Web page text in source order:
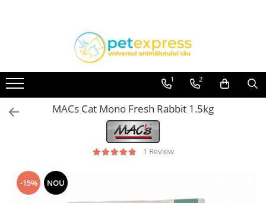
Toate Produsele
ACCESORII
Hamuri
Lese
Conserve
Plicuri
1 2
MACs Cat Mono Fresh Rabbit 1.5kg
1 Review
-15% NOU